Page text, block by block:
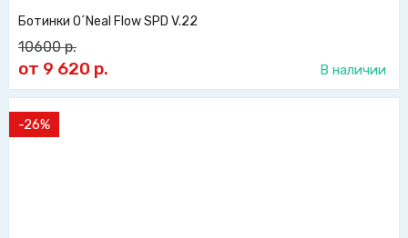
Ботинки O´Neal Flow SPD V.22
10600р.
от 9 620 р. В наличии
-26%